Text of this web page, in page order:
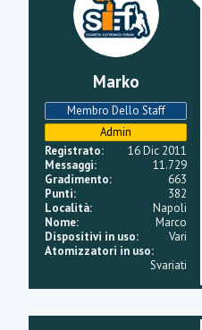
Marko
Membro Dello Staff
Admin
Registrato
16 Dic 2011
Messaggi
11.729
Gradimento
663
Punti
382
Località
Napoli
Nome
Marco
Dispositivi in uso
Vari
Atomizzatori in uso
Svariati